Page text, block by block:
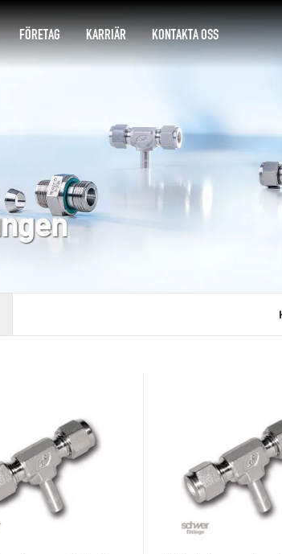
FÖRETAG KARRIÄR KONTAKTA OSS